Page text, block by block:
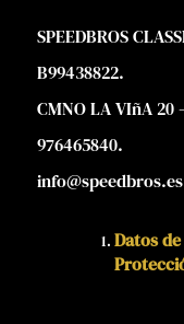
SPEEDBROS
B99438822.
CMNO LA VIñA 20
976465840.
Datos